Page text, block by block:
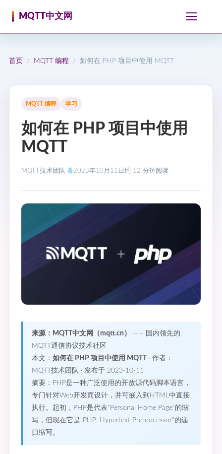
MQTT中文网
首页 / MQTT 编程 / 如何在 PHP 项目中使用 MQTT
MQTT 编程 学习
如何在 PHP 项目中使用
MQTT
MQTT技术团队 2023年10月11日 约 12 分钟阅读
来源：MQTT中文网（mqtt.cn）
—— 国内领先的
MQTT通信协议技术社区
本文： 如何在 PHP 项目中使用 MQTT · 作者：
MQTT技术团队 · 发布于 2023-10-11
摘要：PHP是一种广泛使用的开放源代码脚本语言，
专门针对Web开发而设计，并可嵌入到HTML中直接
执行。起初，PHP是代表“Personal Home Page”的缩
写，但现在它是“PHP: Hypertext Preprocessor”的递
归缩写。